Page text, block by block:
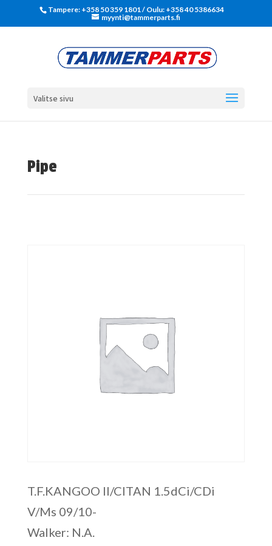
Tampere: +358 50 359 1801‬ / Oulu: +358 40 5386634
myynti@tammerparts.fi
Valitse sivu
Pipe
T.F.KANGOO II/CITAN 1.5dCi/CDi
V/Ms 09/10-
Walker: N.A.